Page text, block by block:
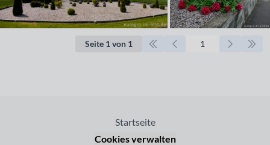
Seite 1 von 1
Startseite
Cookies verwalten